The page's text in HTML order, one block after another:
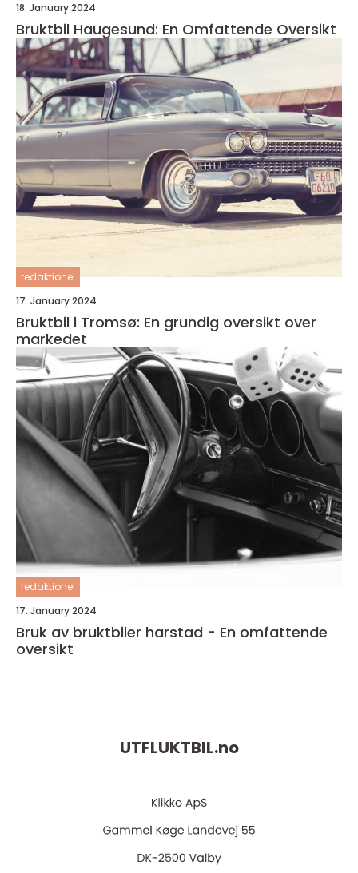
18. January 2024
Bruktbil Haugesund: En Omfattende Oversikt
redaktionel
17. January 2024
Bruktbil i Tromsø: En grundig oversikt over
markedet
redaktionel
17. January 2024
Bruk av bruktbiler harstad - En omfattende
oversikt
UTFLUKTBIL.no